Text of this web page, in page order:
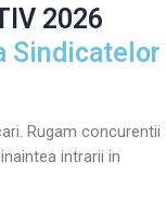
2026
Sindicatelor
Rugam concurentii
intrarii in